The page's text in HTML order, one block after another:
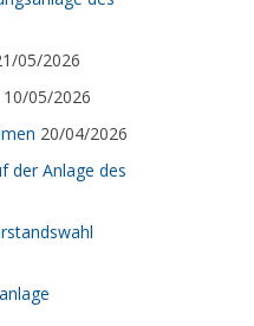
05/2026
10/05/2026
20/04/2026
der Anlage des